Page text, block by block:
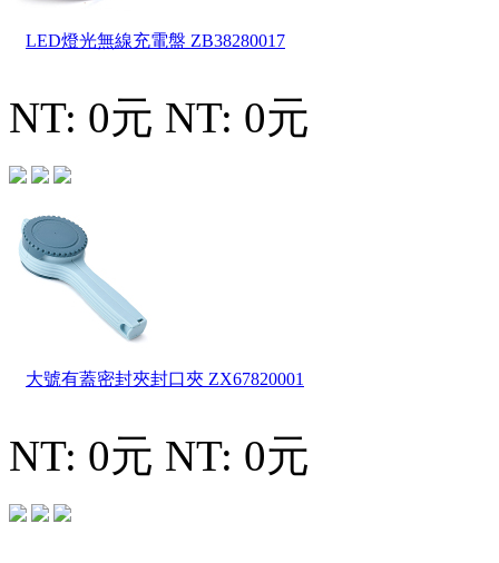
LED燈光無線充電盤 ZB38280017
NT: 0元 NT: 0元
大號有蓋密封夾封口夾 ZX67820001
NT: 0元 NT: 0元